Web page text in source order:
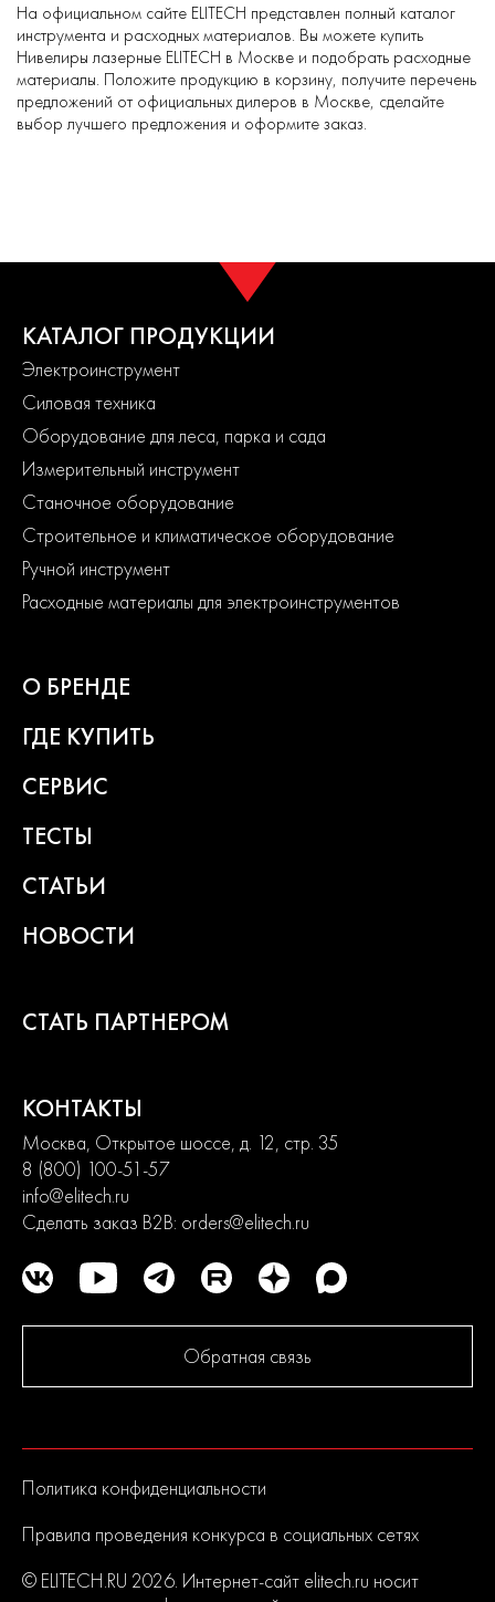
На официальном сайте ELITECH представлен полный каталог
инструмента и расходных материалов. Вы можете купить
Нивелиры лазерные ELITECH в Москве и подобрать расходные
материалы. Положите продукцию в корзину, получите перечень
предложений от официальных дилеров в Москве, сделайте
выбор лучшего предложения и оформите заказ.
КАТАЛОГ ПРОДУКЦИИ
Электроинструмент
Силовая техника
Оборудование для леса, парка и сада
Измерительный инструмент
Станочное оборудование
Строительное и климатическое оборудование
Ручной инструмент
Расходные материалы для электроинструментов
О БРЕНДЕ
ГДЕ КУПИТЬ
СЕРВИС
ТЕСТЫ
СТАТЬИ
НОВОСТИ
СТАТЬ ПАРТНЕРОМ
КОНТАКТЫ
Москва, Открытое шоссе, д. 12, стр. 35
8 (800) 100-51-57
info@elitech.ru
Сделать заказ B2B: orders@elitech.ru
Обратная связь
Политика конфиденциальности
Правила проведения конкурса в социальных сетях
© ELITECH.RU 2026. Интернет-сайт elitech.ru носит